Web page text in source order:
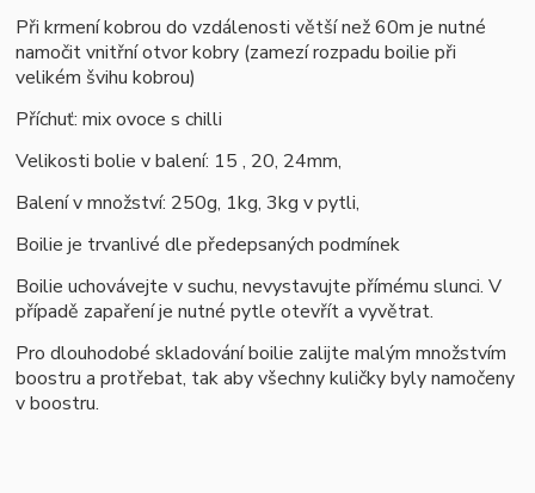
Při krmení kobrou do vzdálenosti větší než 60m je nutné
namočit vnitřní otvor kobry (zamezí rozpadu boilie při
velikém švihu kobrou)
Příchuť: mix ovoce s chilli
Velikosti bolie v balení: 15 , 20, 24mm,
Balení v množství: 250g, 1kg, 3kg v pytli,
Boilie je trvanlivé dle předepsaných podmínek
Boilie uchovávejte v suchu, nevystavujte přímému slunci. V
případě zapaření je nutné pytle otevřít a vyvětrat.
Pro dlouhodobé skladování boilie zalijte malým množstvím
boostru a protřebat, tak aby všechny kuličky byly namočeny
v boostru.